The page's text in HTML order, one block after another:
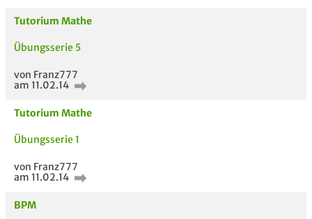
Tutorium Mathe
Übungsserie 5
von Franz777
am 11.02.14
Tutorium Mathe
Übungsserie 1
von Franz777
am 11.02.14
BPM